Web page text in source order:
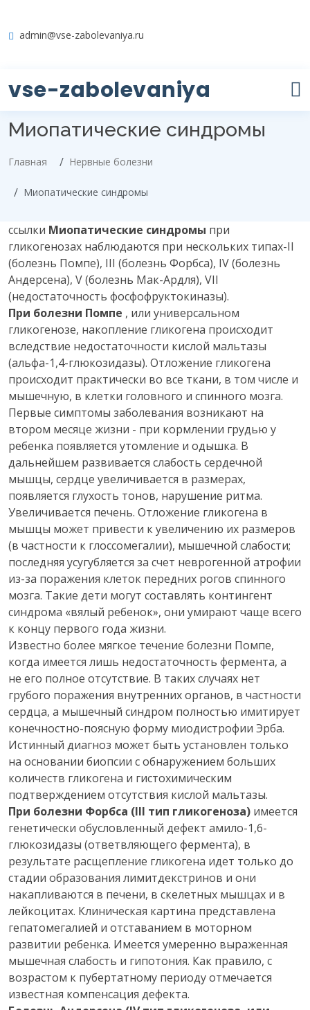
admin@vse-zabolevaniya.ru
vse-zabolevaniya
Миопатические синдромы
Главная Нервные болезни
Миопатические синдромы
ссылки Миопатические синдромы при
гликогенозах наблюдаются при нескольких типах-II
(болезнь Помпе), III (болезнь Форбса), IV (болезнь
Андерсена), V (болезнь Мак-Ардля), VII
(недостаточность фосфофруктокиназы).
При болезни Помпе , или универсальном
гликогенозе, накопление гликогена происходит
вследствие недостаточности кислой мальтазы
(альфа-1,4-глюкозидазы). Отложение гликогена
происходит практически во все ткани, в том числе и
мышечную, в клетки головного и спинного мозга.
Первые симптомы заболевания возникают на
втором месяце жизни - при кормлении грудью у
ребенка появляется утомление и одышка. В
дальнейшем развивается слабость сердечной
мышцы, сердце увеличивается в размерах,
появляется глухость тонов, нарушение ритма.
Увеличивается печень. Отложение гликогена в
мышцы может привести к увеличению их размеров
(в частности к глоссомегалии), мышечной слабости;
последняя усугубляется за счет неврогенной атрофии
из-за поражения клеток передних рогов спинного
мозга. Такие дети могут составлять контингент
синдрома «вялый ребенок», они умирают чаще всего
к концу первого года жизни.
Известно более мягкое течение болезни Помпе,
когда имеется лишь недостаточность фермента, а
не его полное отсутствие. В таких случаях нет
грубого поражения внутренних органов, в частности
сердца, а мышечный синдром полностью имитирует
конечностно-поясную форму миодистрофии Эрба.
Истинный диагноз может быть установлен только
на основании биопсии с обнаружением больших
количеств гликогена и гистохимическим
подтверждением отсутствия кислой мальтазы.
При болезни Форбса (III тип гликогеноза) имеется
генетически обусловленный дефект амило-1,6-
глюкозидазы (ответвляющего фермента), в
результате расщепление гликогена идет только до
стадии образования лимитдекстринов и они
накапливаются в печени, в скелетных мышцах и в
лейкоцитах. Клиническая картина представлена
гепатомегалией и отставанием в моторном
развитии ребенка. Имеется умеренно выраженная
мышечная слабость и гипотония. Как правило, с
возрастом к пубертатному периоду отмечается
известная компенсация дефекта.